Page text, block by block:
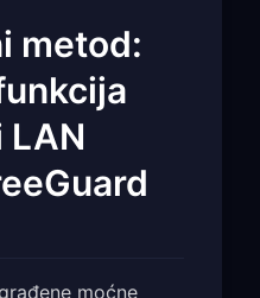
metod:
LAN
moćne